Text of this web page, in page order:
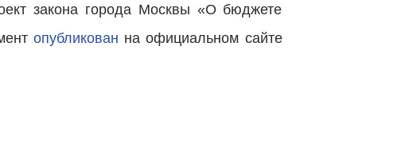
закона города Москвы «О бюджете
опубликован на официальном сайте